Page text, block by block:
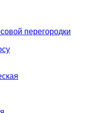
перегородки